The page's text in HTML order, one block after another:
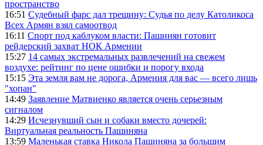
пространство
16:51 Судебный фарс дал трещину: Судья по делу Католикоса
Всех Армян взял самоотвод
16:11 Спорт под каблуком власти: Пашинян готовит
рейдерский захват НОК Армении
15:27 14 самых экстремальных развлечений на свежем
воздухе: рейтинг по цене ошибки и порогу входа
15:15 Эта земля вам не дорога, Армения для вас — всего лишь
"хопан"
14:49 Заявление Матвиенко является очень серьезным
сигналом
14:29 Исчезнувший сын и собаки вместо дочерей:
Виртуальная реальность Пашиняна
13:59 Маленькая ставка Никола Пашиняна за большим